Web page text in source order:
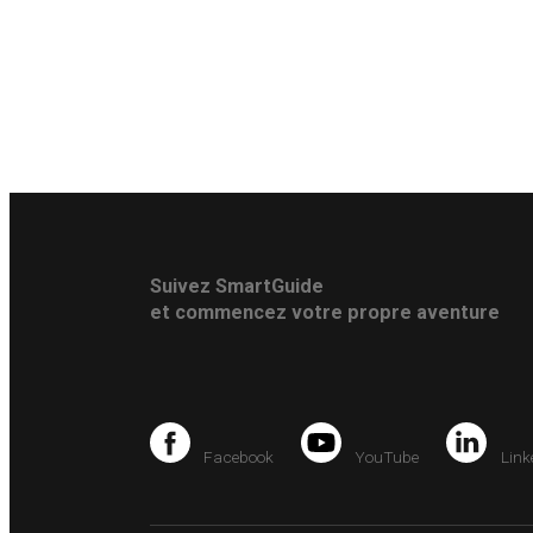
Suivez SmartGuide
et commencez votre propre aventure
Facebook YouTube